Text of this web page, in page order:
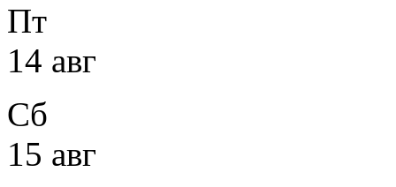
Пт
14 авг
Сб
15 авг